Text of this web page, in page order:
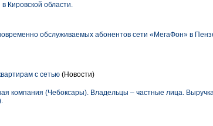
Кировской области.
обслуживаемых абонентов сети «МегаФон» в
с сетью (Новости)
компания (Чебоксары). Владельцы – частные лица. Выручка